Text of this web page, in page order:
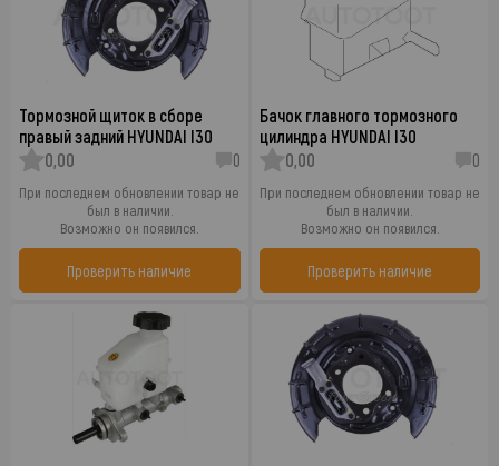
Тормозной щиток в сборе
правый задний HYUNDAI I30
0,00
0
При последнем обновлении товар не
был в наличии.
Возможно он появился.
Проверить наличие
Бачок главного тормозного
цилиндра HYUNDAI I30
0,00
0
При последнем обновлении товар не
был в наличии.
Возможно он появился.
Проверить наличие